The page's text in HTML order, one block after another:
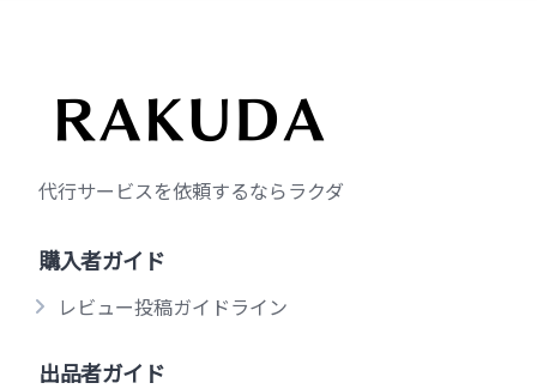
代行サービスを依頼するならラクダ
購入者ガイド
レビュー投稿ガイドライン
出品者ガイド